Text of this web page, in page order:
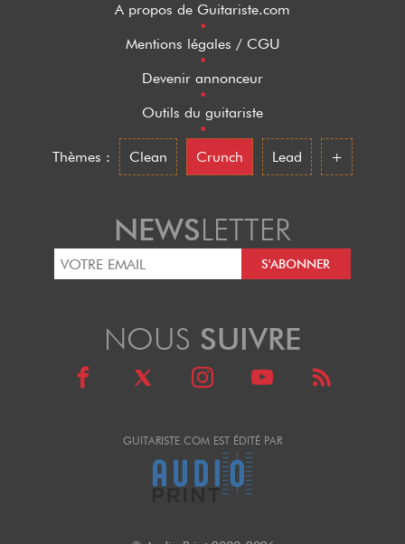
A propos de Guitariste.com
•
Mentions légales / CGU
•
Devenir annonceur
•
Outils du guitariste
•
Thèmes :
Clean Crunch Lead +
NEWSLETTER
GUITARISTE.COM EST ÉDITÉ PAR
NOUS SUIVRE